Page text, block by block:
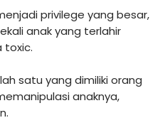
privilege yang besar,
anak yang terlahir
toxic.
satu yang dimiliki orang
anaknya,